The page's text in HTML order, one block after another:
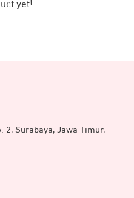
yet!
2, Surabaya, Jawa Timur,